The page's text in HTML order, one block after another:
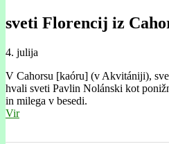
sveti Florencij iz
4. julija
V Cahorsu [kaóru] (v Akvitániji),
hvali sveti Pavlin Nolánski kot
in milega v besedi.
Vir